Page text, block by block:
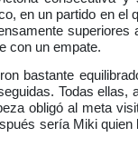
en un partido en
con un empate.
bastante
Todas ellas,
obligó al meta
sería Miki